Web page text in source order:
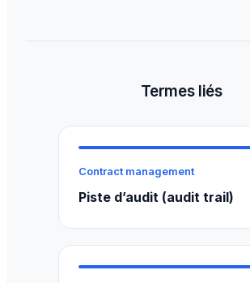
Termes liés
Contract management
Piste d’audit (audit trail)